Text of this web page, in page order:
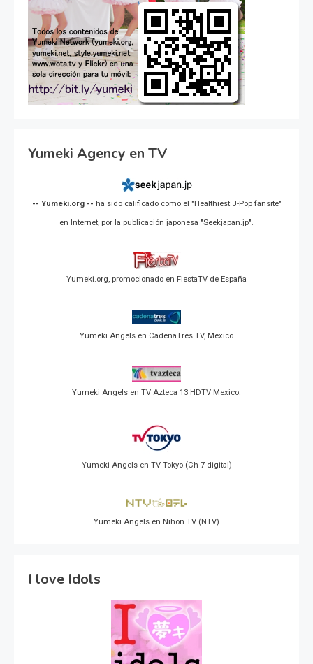
Yumeki Agency en TV
-- Yumeki.org -- ha sido calificado como el "Healthiest J-Pop fansite"
en Internet, por la publicación japonesa "Seekjapan.jp".
Yumeki.org, promocionado en FiestaTV de España
Yumeki Angels en CadenaTres TV, Mexico
Yumeki Angels en TV Azteca 13 HDTV Mexico.
Yumeki Angels en TV Tokyo (Ch 7 digital)
Yumeki Angels en Nihon TV (NTV)
I love Idols